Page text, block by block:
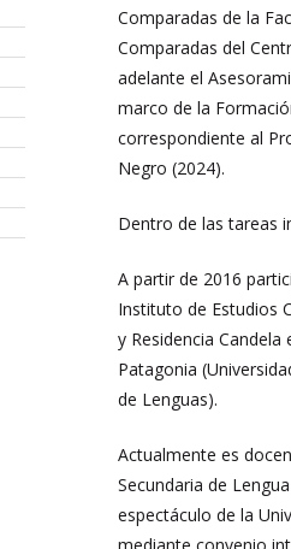
Comparadas de la
Comparadas del
adelante el
marco de la
correspondiente al
Negro (2024).
Dentro de las tareas
A partir de 2016
Instituto de Estudios
y Residencia
Patagonia
de Lenguas).
Actualmente es
Secundaria de
espectáculo de la